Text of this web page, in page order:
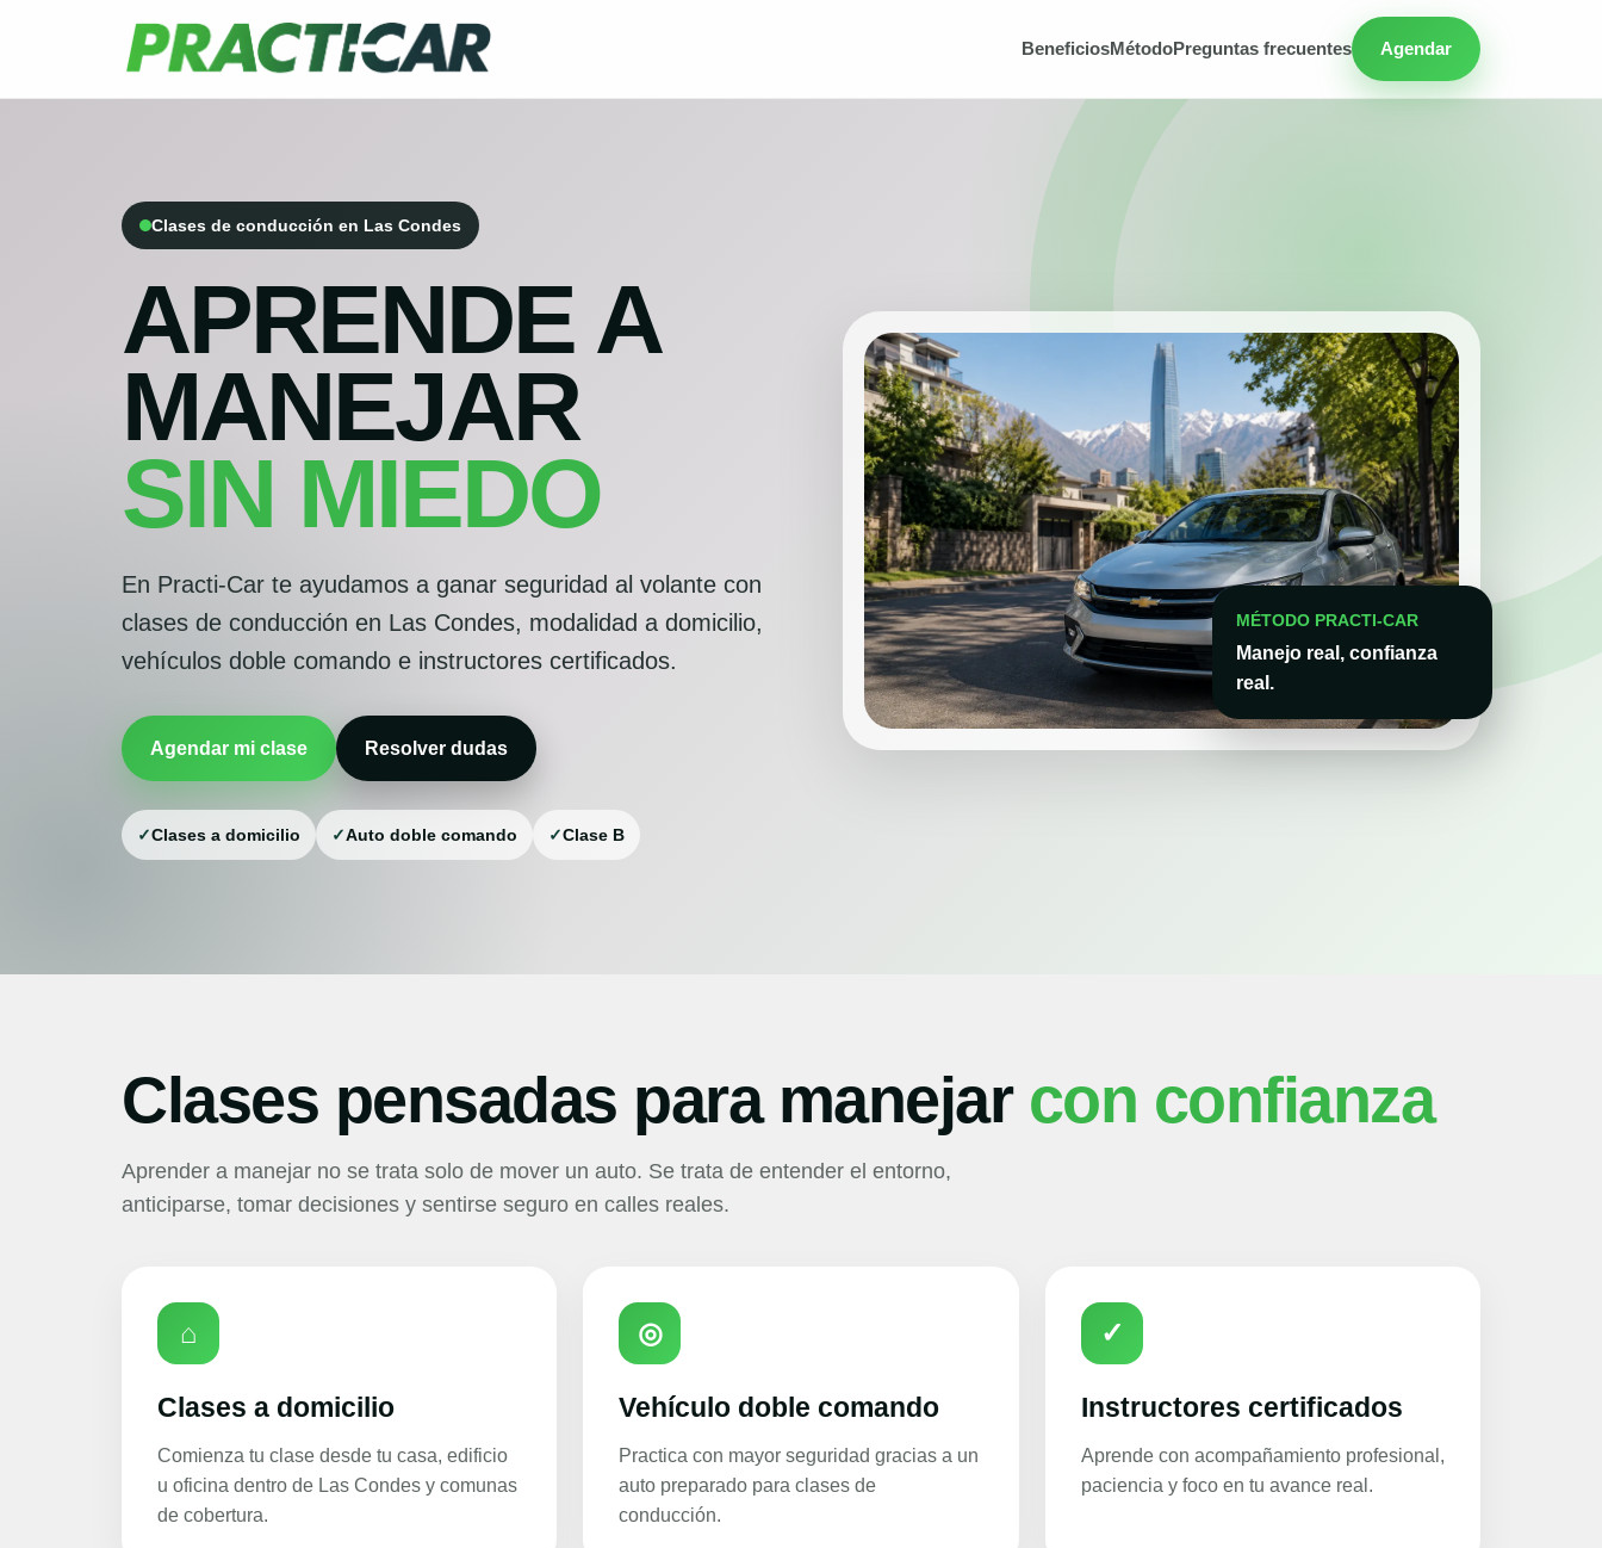
BeneficiosMétodoPreguntas frecuentes Agendar
Clases de conducción en Las Condes
APRENDE A
MANEJAR
SIN MIEDO
En Practi-Car te ayudamos a ganar seguridad al volante con
clases de conducción en Las Condes, modalidad a domicilio,
vehículos doble comando e instructores certificados.
Agendar mi clase Resolver dudas
✓Clases a domicilio ✓Auto doble comando ✓Clase B
MÉTODO PRACTI-CAR
Manejo real, confianza
real.
Clases pensadas para manejar con confianza
Aprender a manejar no se trata solo de mover un auto. Se trata de entender el entorno,
anticiparse, tomar decisiones y sentirse seguro en calles reales.
⌂
Clases a domicilio
Comienza tu clase desde tu casa, edificio
u oficina dentro de Las Condes y comunas
de cobertura.
◎
Vehículo doble comando
Practica con mayor seguridad gracias a un
auto preparado para clases de
conducción.
✓
Instructores certificados
Aprende con acompañamiento profesional,
paciencia y foco en tu avance real.